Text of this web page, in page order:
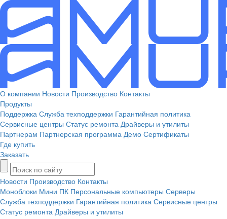
О компании Новости Производство Контакты
Продукты
Поддержка Служба техподдержки Гарантийная политика
Сервисные центры Статус ремонта Драйверы и утилиты
Партнерам Партнерская программа Демо Сертификаты
Где купить
Заказать
Новости Производство Контакты
Моноблоки Мини ПК Персональные компьютеры Серверы
Служба техподдержки Гарантийная политика Сервисные центры
Статус ремонта Драйверы и утилиты